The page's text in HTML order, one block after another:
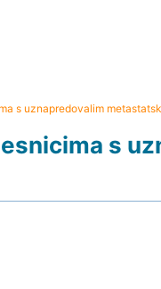
s uznapredovalim
s